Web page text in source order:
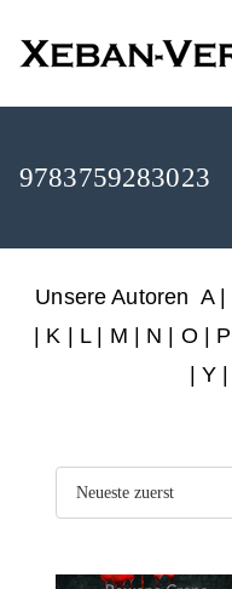
9783759283023
Unsere Autoren A|
K L| M N O P
Y